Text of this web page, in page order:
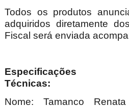
Todos os produtos
adquiridos diretamente
Fiscal será enviada
Especificações
Nome: Tamanco